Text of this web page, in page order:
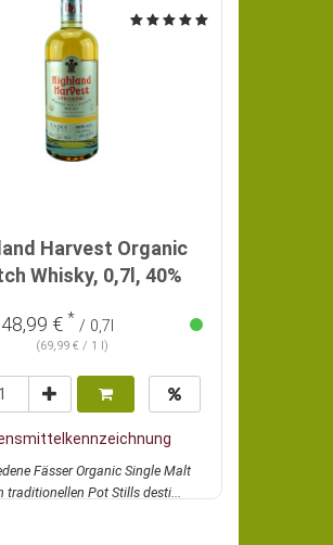
Harvest Organic
Whisky, 0,7l, 40%
48,99 € * / 0,7l
(69,99 € / 1 l)
Fässer Organic Single Malt
traditionellen Pot Stills desti...